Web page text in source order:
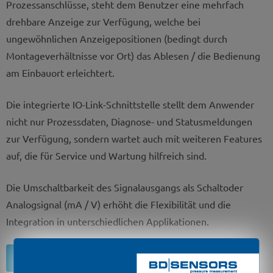
Prozessanschlüsse, steht dem Benutzer eine mehrfach
drehbare Anzeige zur Verfügung, welche bei
ungewöhnlichen Anzeigepositionen (bedingt durch
Montageverhältnisse vor Ort) das Ablesen / die Bedienung
am Einbauort erleichtert.
Die integrierte IO-Link-Schnittstelle stellt dem Anwender
nicht nur Prozessdaten, Diagnose- und Statusmeldungen
zur Verfügung, sondern wartet auch mit weiteren Features
auf, die für Service und Wartung hilfreich sind.
Die Umschaltbarkeit des Signalausgangs als Schaltoder
Analogsignal (mA / V) erhöht die Flexibilität und die
Integration in unterschiedlichen Applikationen.